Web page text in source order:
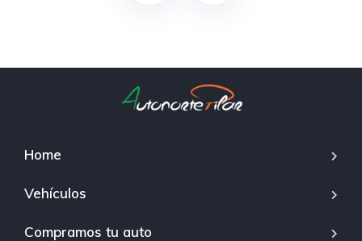
Home
Vehículos
Compramos tu auto